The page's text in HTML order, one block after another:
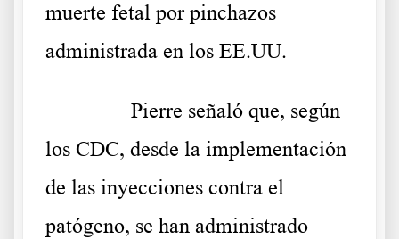
muerte fetal por pinchazos
administrada en los EE.UU.
Pierre señaló que, según
los CDC, desde la implementación
de las inyecciones contra el
patógeno, se han administrado